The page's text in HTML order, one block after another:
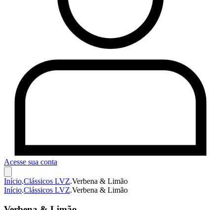
Acesse sua conta
Início.Clássicos LVZ.Verbena & Limão
Início.Clássicos LVZ.Verbena & Limão